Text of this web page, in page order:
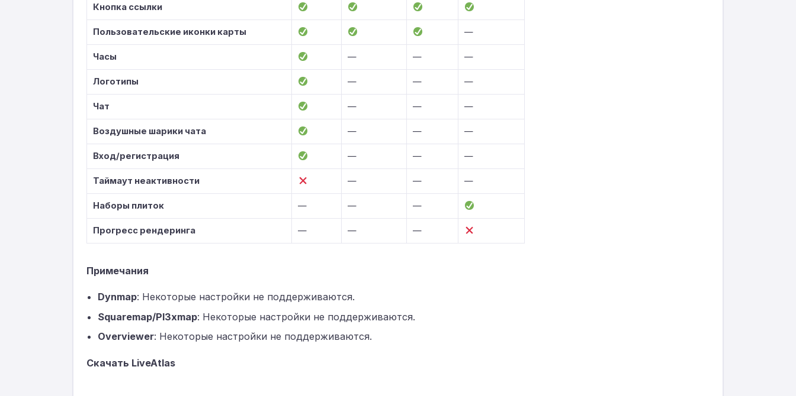
Кнопка ссылки
Пользовательские иконки карты —
Часы — — —
Логотипы — — —
Чат — — —
Воздушные шарики чата — — —
Вход/регистрация — — —
Таймаут неактивности — — —
Наборы плиток — — —
Прогресс рендеринга — — —
Примечания
Dynmap: Некоторые настройки не поддерживаются.
Squaremap/Pl3xmap: Некоторые настройки не поддерживаются.
Overviewer: Некоторые настройки не поддерживаются.
Скачать LiveAtlas